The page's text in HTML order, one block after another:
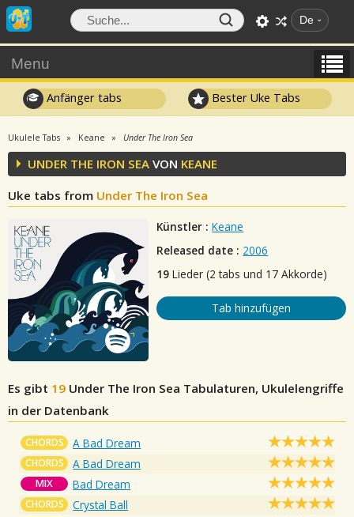
De
Menu
Anfänger tabs Bester Uke Tabs
Ukulele Tabs Keane Under The Iron Sea
UNDER THE IRON SEA VON KEANE
Uke tabs from Under The Iron Sea
Künstler : Keane
Released date : 2006
19 Lieder (2 tabs und 17 Akkorde)
Tab hinzufügen
Es gibt 19 Under The Iron Sea Tabulaturen, Ukulelengriffe
in der Datenbank
CHORDS A Bad Dream
CHORDS A Bad Dream
MIX Bad Dream
CHORDS Crystal Ball